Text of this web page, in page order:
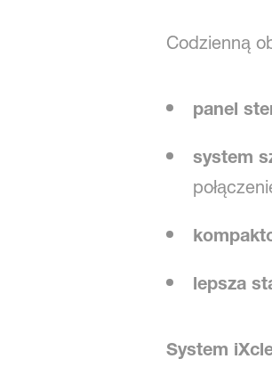
Codzienną
panel
system
lepsza
System